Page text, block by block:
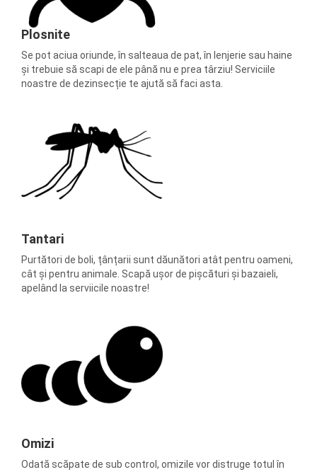
Plosnite
Se pot aciua oriunde, în salteaua de pat, în lenjerie sau haine
și trebuie să scapi de ele până nu e prea târziu! Serviciile
noastre de dezinsecție te ajută să faci asta.
Tantari
Purtători de boli, țânțarii sunt dăunători atât pentru oameni,
cât și pentru animale. Scapă ușor de pișcături și bazaieli,
apelând la serviicile noastre!
Omizi
Odată scăpate de sub control, omizile vor distruge totul în